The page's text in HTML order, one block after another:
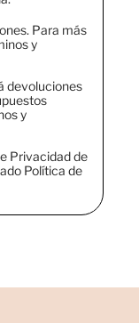
Para más
y
devoluciones
y
Privacidad de
Política de